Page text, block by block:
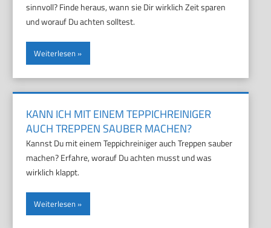
sinnvoll? Finde heraus, wann sie Dir wirklich Zeit sparen
und worauf Du achten solltest.
Weiterlesen
KANN ICH MIT EINEM TEPPICHREINIGER
AUCH TREPPEN SAUBER MACHEN?
Kannst Du mit einem Teppichreiniger auch Treppen sauber
machen? Erfahre, worauf Du achten musst und was
wirklich klappt.
Weiterlesen